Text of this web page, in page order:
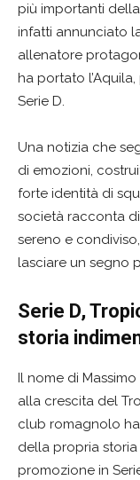
più importanti
infatti annunciato
allenatore
ha portato
Serie D.
Una notizia che
di emozioni,
forte identità di
società racconta
sereno e
lasciare un segno
Serie D,
storia
Il nome di
alla crescita del
club romagnolo
della propria
promozione in